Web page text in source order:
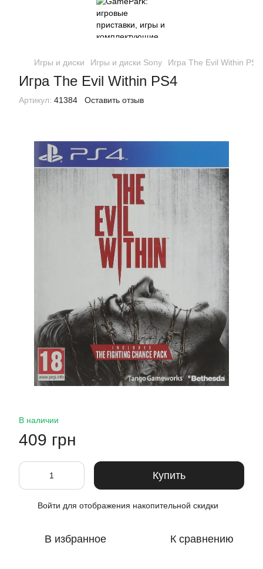
Игры и диски Игры и диски Sony Игра The Evil Within PS4
Игра The Evil Within PS4
Артикул: 41384 Оставить отзыв
В наличии
409 грн
Купить
Войти для отображения накопительной скидки
В избранное К сравнению